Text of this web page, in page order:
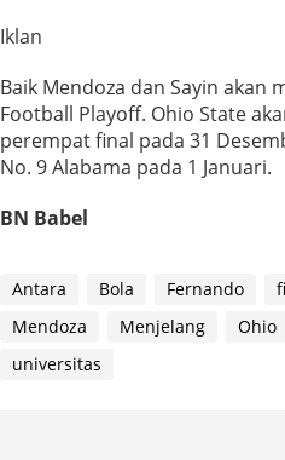
Iklan
Baik Mendoza dan Sayin
Football Playoff. Ohio State
perempat final pada 31
No. 9 Alabama pada 1 Januari.
BN Babel
Antara Bola Fernando
Mendoza
Menjelang Ohio
universitas